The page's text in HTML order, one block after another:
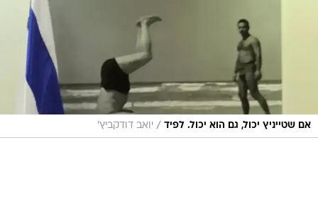
אם שטייניץ יכול, גם הוא יכול. לפיד / יואב דודקביץ'